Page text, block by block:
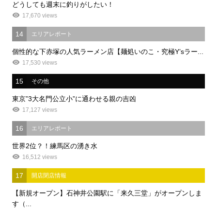
どうしても週末に釣りがしたい！
17,670 views
14 エリアレポート
個性的な下赤塚の人気ラーメン店【麺処いのこ・究極Y’sラー...
17,530 views
15 その他
東京”3大名門公立小”に通わせる親の吉凶
17,127 views
16 エリアレポート
世界2位？！練馬区の湧き水
16,512 views
17 開店閉店情報
【新規オープン】石神井公園駅に「来久三堂」がオープンしま
す（...